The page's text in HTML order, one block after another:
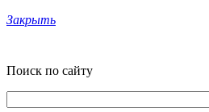
Закрыть
Поиск по сайту